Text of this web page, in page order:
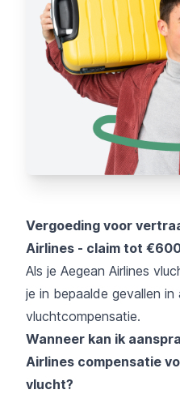
Vergoeding voor
Airlines - claim tot
Als je Aegean Airlines
je in bepaalde gevallen
vluchtcompensatie.
Wanneer kan ik
Airlines compensatie
vlucht?